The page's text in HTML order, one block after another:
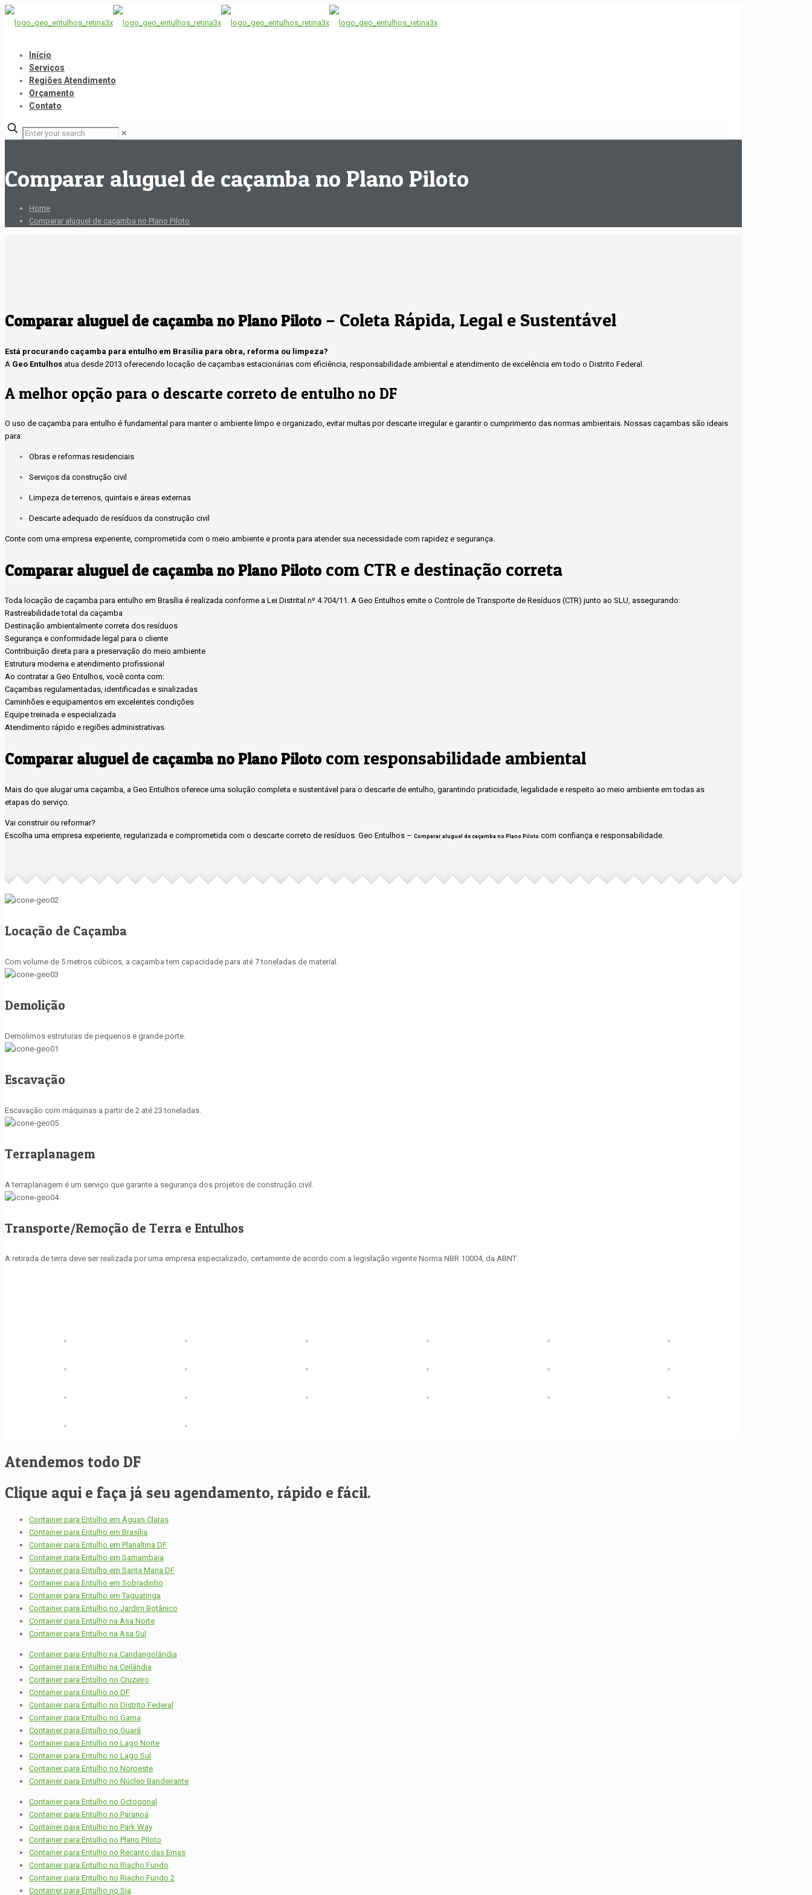
Início
Serviços
Regiões Atendimento
Orçamento
Contato
✕
Comparar aluguel de caçamba no Plano Piloto
Home
Comparar aluguel de caçamba no Plano Piloto
Comparar aluguel de caçamba no Plano Piloto – Coleta Rápida, Legal e Sustentável
Está procurando caçamba para entulho em Brasília para obra, reforma ou limpeza?
A Geo Entulhos atua desde 2013 oferecendo locação de caçambas estacionárias com eficiência, responsabilidade ambiental e atendimento de excelência em todo o Distrito Federal.
A melhor opção para o descarte correto de entulho no DF
O uso de caçamba para entulho é fundamental para manter o ambiente limpo e organizado, evitar multas por descarte irregular e garantir o cumprimento das normas ambientais. Nossas caçambas são ideais
para:
Obras e reformas residenciais
Serviços da construção civil
Limpeza de terrenos, quintais e áreas externas
Descarte adequado de resíduos da construção civil
Conte com uma empresa experiente, comprometida com o meio ambiente e pronta para atender sua necessidade com rapidez e segurança.
Comparar aluguel de caçamba no Plano Piloto com CTR e destinação correta
Toda locação de caçamba para entulho em Brasília é realizada conforme a Lei Distrital nº 4.704/11. A Geo Entulhos emite o Controle de Transporte de Resíduos (CTR) junto ao SLU, assegurando:
Rastreabilidade total da caçamba
Destinação ambientalmente correta dos resíduos
Segurança e conformidade legal para o cliente
Contribuição direta para a preservação do meio ambiente
Estrutura moderna e atendimento profissional
Ao contratar a Geo Entulhos, você conta com:
Caçambas regulamentadas, identificadas e sinalizadas
Caminhões e equipamentos em excelentes condições
Equipe treinada e especializada
Atendimento rápido e regiões administrativas
Comparar aluguel de caçamba no Plano Piloto com responsabilidade ambiental
Mais do que alugar uma caçamba, a Geo Entulhos oferece uma solução completa e sustentável para o descarte de entulho, garantindo praticidade, legalidade e respeito ao meio ambiente em todas as
etapas do serviço.
Vai construir ou reformar?
Escolha uma empresa experiente, regularizada e comprometida com o descarte correto de resíduos. Geo Entulhos – Comparar aluguel de caçamba no Plano Piloto com confiança e responsabilidade.
Locação de Caçamba
Com volume de 5 metros cúbicos, a caçamba tem capacidade para até 7 toneladas de material.
Demolição
Demolimos estruturas de pequenos e grande porte.
Escavação
Escavação com máquinas a partir de 2 até 23 toneladas.
Terraplanagem
A terraplanagem é um serviço que garante a segurança dos projetos de construção civil.
Transporte/Remoção de Terra e Entulhos
A retirada de terra deve ser realizada por uma empresa especializado, certamente de acordo com a legislação vigente Norma NBR 10004, da ABNT.
Atendemos todo DF
Clique aqui e faça já seu agendamento, rápido e fácil.
Container para Entulho em Águas Claras
Container para Entulho em Brasília
Container para Entulho em Planaltina DF
Container para Entulho em Samambaia
Container para Entulho em Santa Maria DF
Container para Entulho em Sobradinho
Container para Entulho em Taguatinga
Container para Entulho no Jardim Botânico
Container para Entulho na Asa Norte
Container para Entulho na Asa Sul
Container para Entulho na Candangolândia
Container para Entulho na Ceilândia
Container para Entulho no Cruzeiro
Container para Entulho no DF
Container para Entulho no Distrito Federal
Container para Entulho no Gama
Container para Entulho no Guará
Container para Entulho no Lago Norte
Container para Entulho no Lago Sul
Container para Entulho no Noroeste
Container para Entulho no Núcleo Bandeirante
Container para Entulho no Octogonal
Container para Entulho no Paranoá
Container para Entulho no Park Way
Container para Entulho no Plano Piloto
Container para Entulho no Recanto das Emas
Container para Entulho no Riacho Fundo
Container para Entulho no Riacho Fundo 2
Container para Entulho no Sia